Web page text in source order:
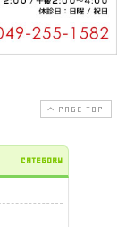
PAGE TOP
CATEGORY